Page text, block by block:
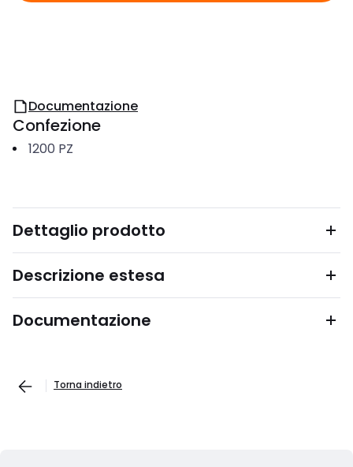
Documentazione
Confezione
1200 PZ
Dettaglio prodotto
Descrizione estesa
Documentazione
Torna indietro